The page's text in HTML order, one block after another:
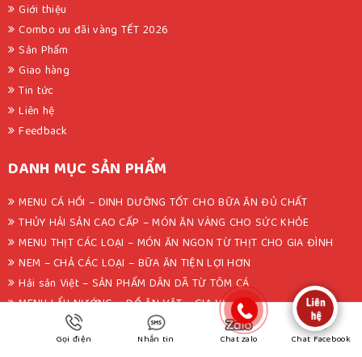
Giới thiệu
Combo ưu đãi vàng TẾT 2026
Sản Phẩm
Giao hàng
Tin tức
Liên hệ
Feedback
DANH MỤC SẢN PHẨM
MENU CÁ HỒI – DINH DƯỠNG TỐT CHO BỮA ĂN ĐỦ CHẤT
THỦY HẢI SẢN CAO CẤP – MÓN ĂN VÀNG CHO SỨC KHỎE
MENU THỊT CÁC LOẠI – MÓN ĂN NGON TỪ THỊT CHO GIA ĐÌNH
NEM – CHẢ CÁC LOẠI – BỮA ĂN TIỆN LỢI HƠN
Hải sản Việt – SẢN PHẨM DÂN DÃ TỪ TÔM CÁ
MENU LẨU NƯỚNG – ĐỒ ĂN VẶT – GIA VỊ
Thực phẩm khác – MENU TỔNG HỢP
FANPAGEGọi điện Nhắn tin Chat zalo Chat Facebook